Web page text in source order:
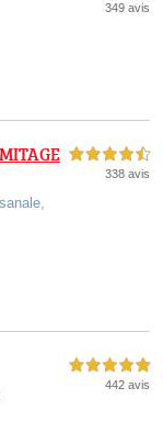
349 avis
4,5 étoiles sur 5
338 avis
5,0 étoiles sur 5
442 avis